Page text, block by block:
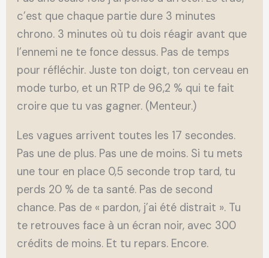
c’est que chaque partie dure 3 minutes
chrono. 3 minutes où tu dois réagir avant que
l’ennemi ne te fonce dessus. Pas de temps
pour réfléchir. Juste ton doigt, ton cerveau en
mode turbo, et un RTP de 96,2 % qui te fait
croire que tu vas gagner. (Menteur.)
Les vagues arrivent toutes les 17 secondes.
Pas une de plus. Pas une de moins. Si tu mets
une tour en place 0,5 seconde trop tard, tu
perds 20 % de ta santé. Pas de second
chance. Pas de « pardon, j’ai été distrait ». Tu
te retrouves face à un écran noir, avec 300
crédits de moins. Et tu repars. Encore.